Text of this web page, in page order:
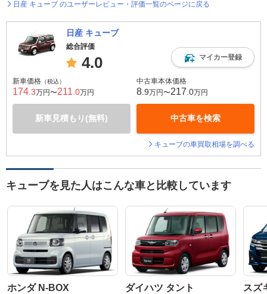
日産 キューブ のユーザーレビュー・評価一覧のページに戻る
日産 キューブ
総合評価
4.0 マイカー登録
新車価格 （税込）
174 .3万円〜211 .0万円
新車見積もり(無料)
中古車本体価格
8 .9万円〜217 .0万円
中古車を検索
キューブの車買取相場を調べる
キューブを見た人はこんな車と比較しています
ホンダ N-BOX ダイハツ タント スズ